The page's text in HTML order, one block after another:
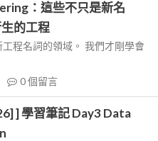
：這些不只是新名
的工程
程名詞的領域。 我們才剛學會
0個留言
] 學習筆記 Day3 Data